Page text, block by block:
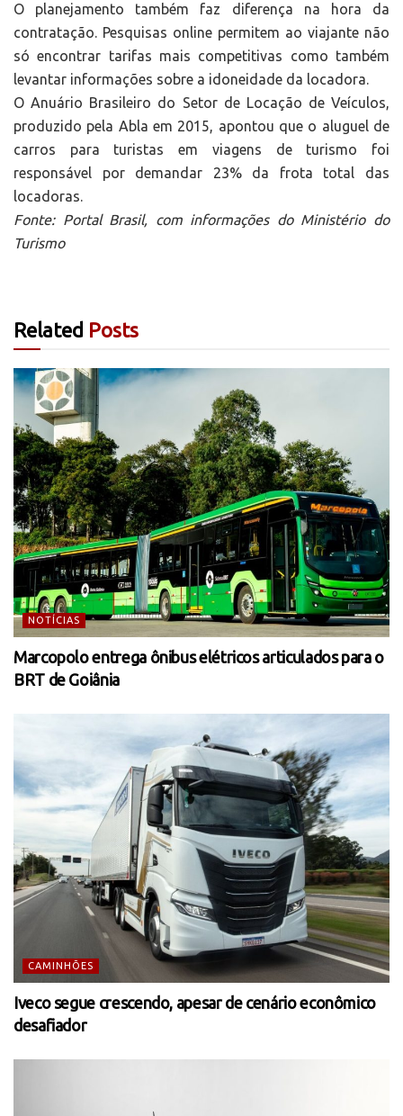
O planejamento também faz diferença na hora da
contratação. Pesquisas online permitem ao viajante não
só encontrar tarifas mais competitivas como também
levantar informações sobre a idoneidade da locadora.
O Anuário Brasileiro do Setor de Locação de Veículos,
produzido pela Abla em 2015, apontou que o aluguel de
carros para turistas em viagens de turismo foi
responsável por demandar 23% da frota total das
locadoras.
Fonte: Portal Brasil, com informações do Ministério do
Turismo
Related Posts
NOTÍCIAS
Marcopolo entrega ônibus elétricos articulados para o
BRT de Goiânia
CAMINHÕES
Iveco segue crescendo, apesar de cenário econômico
desafiador